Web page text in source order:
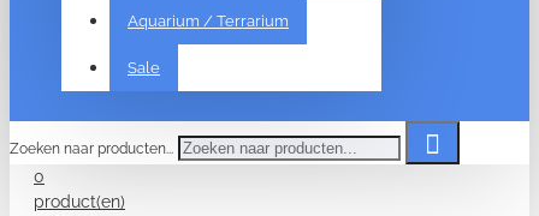
Aquarium / Terrarium
Sale
Zoeken naar producten...
0
product(en)